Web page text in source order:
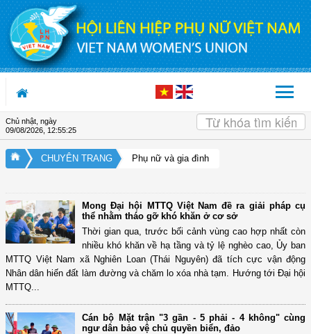
Truy cập nội dung luôn
Chủ nhật, ngày
09/08/2026, 12:55:26
CHUYÊN TRANG Phụ nữ và gia đình
Mong Đại hội MTTQ Việt Nam đề ra giải pháp cụ
thể nhằm tháo gỡ khó khăn ở cơ sở
Thời gian qua, trước bối cảnh vùng cao hợp nhất còn
nhiều khó khăn về hạ tầng và tỷ lệ nghèo cao, Ủy ban
MTTQ Việt Nam xã Nghiên Loan (Thái Nguyên) đã tích cực vận động
Nhân dân hiến đất làm đường và chăm lo xóa nhà tạm. Hướng tới Đại hội
MTTQ...
Cán bộ Mặt trận "3 gần - 5 phải - 4 không" cùng
ngư dân bảo vệ chủ quyền biển, đảo